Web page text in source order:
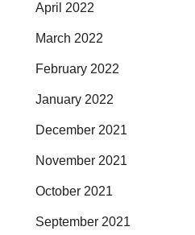
April 2022
March 2022
February 2022
January 2022
December 2021
November 2021
October 2021
September 2021